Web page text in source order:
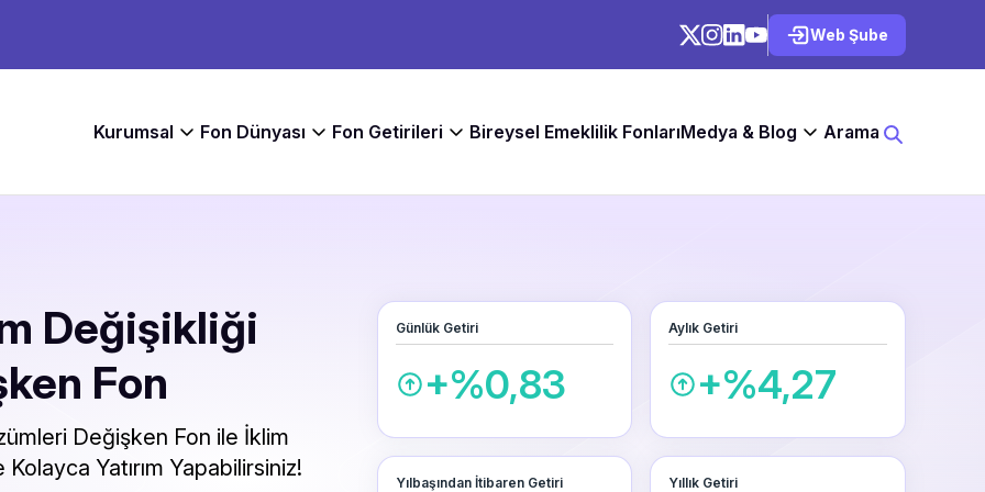
Web Şube
Kurumsal Fon Dünyası Fon Getirileri Bireysel Emeklilik FonlarıMedya & Blog Arama
Değişikliği
Fon
Değişken Fon ile İklim
Yatırım Yapabilirsiniz!
Günlük Getiri
+%0,83
Aylık Getiri
+%4,27
Yılbaşından İtibaren Getiri Yıllık Getiri